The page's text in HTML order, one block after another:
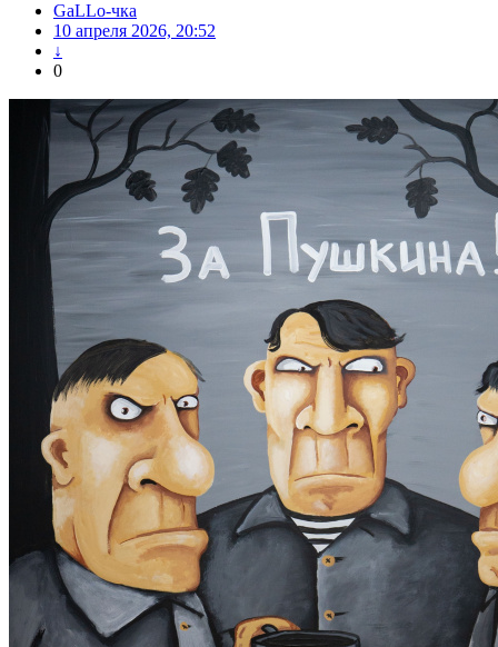
GaLLo-чка
10 апреля 2026, 20:52
↓
0